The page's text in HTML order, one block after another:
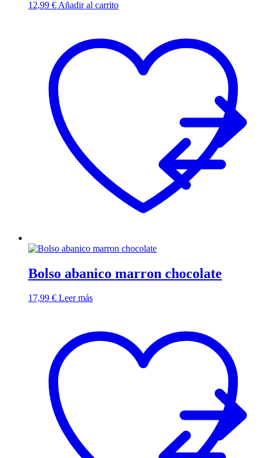
12,99 € Añadir al carrito
Bolso abanico marron chocolate
17,99 € Leer más